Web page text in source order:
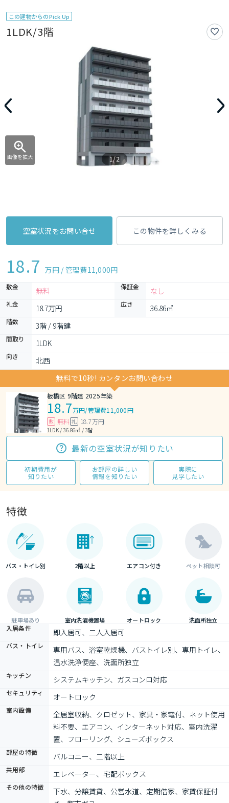
この建物からのPick Up
1LDK/3階
画像を拡大 1/2
空室状況をお問い合せ この物件を詳しくみる
18.7 万円 / 管理費11,000円
敷金 無料 保証金 なし
礼金 18.7万円 広さ 36.86㎡
階数 3階 / 9階建
間取り 1LDK
向き
北西
無料で10秒! カンタンお問い合わせ
板橋区 9階建 2025年築
18.7万円/管理費11,000円
敷 無料 礼 18.7万円
1LDK / 36.86㎡ / 3階
最新の空室状況が知りたい
初期費用が
知りたい
お部屋の詳しい
情報を知りたい
実際に
見学したい
特徴
バス・トイレ別 2階以上 エアコン付き ペット相談可
駐車場あり 室内洗濯機置場 オートロック 洗面所独立
入居条件 即入居可、二人入居可
バス・トイレ
専用バス、浴室乾燥機、バストイレ別、専用トイレ、
温水洗浄便座、洗面所独立
キッチン システムキッチン、ガスコンロ対応
セキュリティ オートロック
室内設備
全居室収納、クロゼット、家具・家電付、ネット使用
料不要、エアコン、インターネット対応、室内洗濯
置、フローリング、シューズボックス
部屋の特徴 バルコニー、二階以上
共用部 エレベーター、宅配ボックス
その他の特徴
下水、分譲賃貸、公営水道、定期借家、家賃保証付